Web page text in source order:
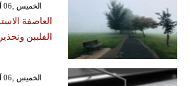
GMT 15:51 2026 الخميس ,06 آب / أغسطس
العاصفة
الفلبين
GMT 15:43 2026 الخميس ,06 آب / أغسطس